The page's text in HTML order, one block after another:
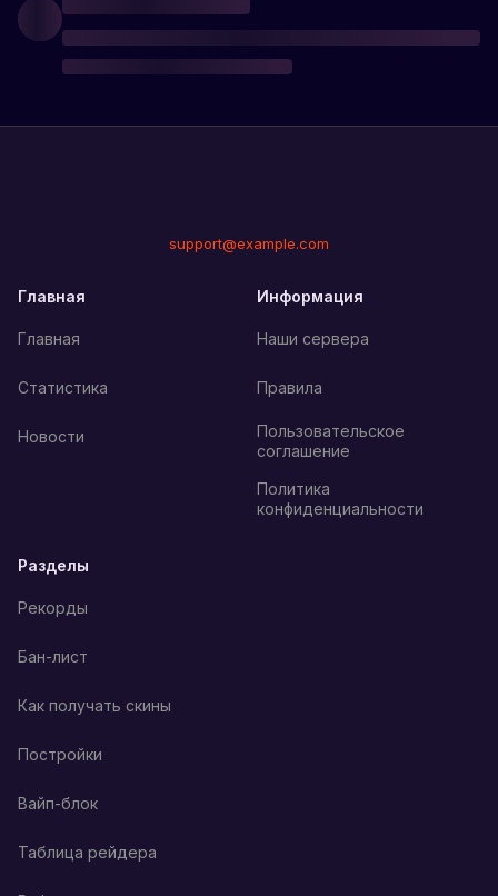
support@example.com
Главная
Главная
Статистика
Новости
Информация
Наши сервера
Правила
Пользовательское
соглашение
Политика
конфиденциальности
Разделы
Рекорды
Бан-лист
Как получать скины
Постройки
Вайп-блок
Таблица рейдера